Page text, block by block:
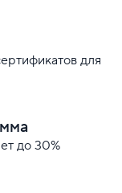
для
до 30%